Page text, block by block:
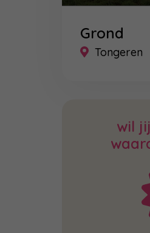
Tongeren
Grond
wil